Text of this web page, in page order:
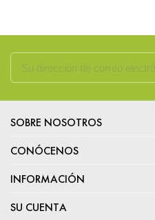
SOBRE NOSOTROS
CONÓCENOS
INFORMACIÓN
SU CUENTA